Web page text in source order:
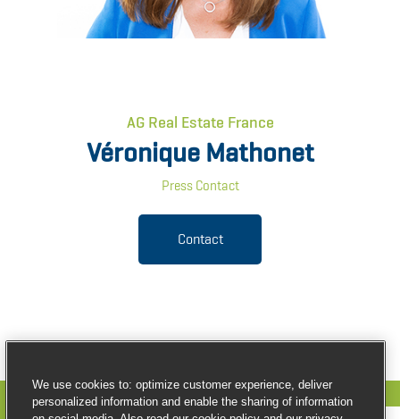
AG Real Estate France
Véronique Mathonet
Press Contact
Contact
We use cookies to: optimize customer experience, deliver
personalized information and enable the sharing of information